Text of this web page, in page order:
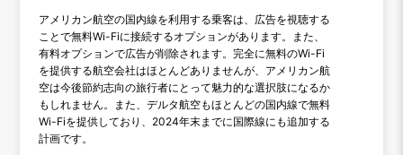
アメリカン航空の国内線を利用する乗客は、広告を視聴する
ことで無料Wi-Fiに接続するオプションがあります。また、
有料オプションで広告が削除されます。完全に無料のWi-Fi
を提供する航空会社はほとんどありませんが、アメリカン航
空は今後節約志向の旅行者にとって魅力的な選択肢になるか
もしれません。また、デルタ航空もほとんどの国内線で無料
Wi-Fiを提供しており、2024年末までに国際線にも追加する
計画です。